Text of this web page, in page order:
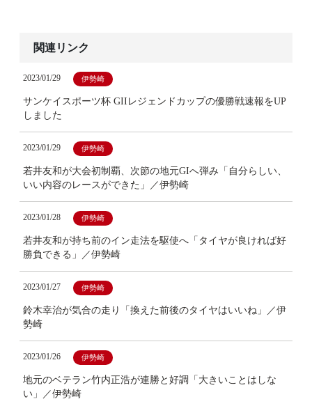
関連リンク
2023/01/29 伊勢崎
サンケイスポーツ杯 GIIレジェンドカップの優勝戦速報をUP
しました
2023/01/29 伊勢崎
若井友和が大会初制覇、次節の地元GIへ弾み「自分らしい、
いい内容のレースができた」／伊勢崎
2023/01/28 伊勢崎
若井友和が持ち前のイン走法を駆使へ「タイヤが良ければ好
勝負できる」／伊勢崎
2023/01/27 伊勢崎
鈴木幸治が気合の走り「換えた前後のタイヤはいいね」／伊
勢崎
2023/01/26 伊勢崎
地元のベテラン竹内正浩が連勝と好調「大きいことはしな
い」／伊勢崎